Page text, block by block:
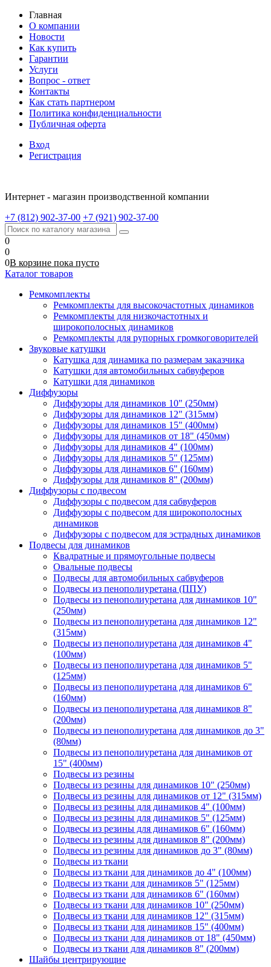
Главная
О компании
Новости
Как купить
Гарантии
Услуги
Вопрос - ответ
Контакты
Как стать партнером
Политика конфиденциальности
Публичная оферта
Вход
Регистрация
Интернет - магазин производственной компании
+7 (812) 902-37-00 +7 (921) 902-37-00
0
0
0В корзине пока пусто
Каталог товаров
Ремкомплекты
Ремкомплекты для высокочастотных динамиков
Ремкомплекты для низкочастотных и
широкополосных динамиков
Ремкомплекты для рупорных громкоговорителей
Звуковые катушки
Катушка для динамика по размерам заказчика
Катушки для автомобильных сабвуферов
Катушки для динамиков
Диффузоры
Диффузоры для динамиков 10" (250мм)
Диффузоры для динамиков 12" (315мм)
Диффузоры для динамиков 15" (400мм)
Диффузоры для динамиков от 18" (450мм)
Диффузоры для динамиков 4" (100мм)
Диффузоры для динамиков 5" (125мм)
Диффузоры для динамиков 6" (160мм)
Диффузоры для динамиков 8" (200мм)
Диффузоры с подвесом
Диффузоры с подвесом для сабвуферов
Диффузоры с подвесом для широкополосных
динамиков
Диффузоры с подвесом для эстрадных динамиков
Подвесы для динамиков
Квадратные и прямоугольные подвесы
Овальные подвесы
Подвесы для автомобильных сабвуферов
Подвесы из пенополиуретана (ППУ)
Подвесы из пенополиуретана для динамиков 10"
(250мм)
Подвесы из пенополиуретана для динамиков 12"
(315мм)
Подвесы из пенополиуретана для динамиков 4"
(100мм)
Подвесы из пенополиуретана для динамиков 5"
(125мм)
Подвесы из пенополиуретана для динамиков 6"
(160мм)
Подвесы из пенополиуретана для динамиков 8"
(200мм)
Подвесы из пенополиуретана для динамиков до 3"
(80мм)
Подвесы из пенополиуретана для динамиков от
15" (400мм)
Подвесы из резины
Подвесы из резины для динамиков 10" (250мм)
Подвесы из резины для динамиков от 12" (315мм)
Подвесы из резины для динамиков 4" (100мм)
Подвесы из резины для динамиков 5" (125мм)
Подвесы из резины для динамиков 6" (160мм)
Подвесы из резины для динамиков 8" (200мм)
Подвесы из резины для динамиков до 3" (80мм)
Подвесы из ткани
Подвесы из ткани для динамиков до 4" (100мм)
Подвесы из ткани для динамиков 5" (125мм)
Подвесы из ткани для динамиков 6" (160мм)
Подвесы из ткани для динамиков 10" (250мм)
Подвесы из ткани для динамиков 12" (315мм)
Подвесы из ткани для динамиков 15" (400мм)
Подвесы из ткани для динамиков от 18" (450мм)
Подвесы из ткани для динамиков 8" (200мм)
Шайбы центрирующие